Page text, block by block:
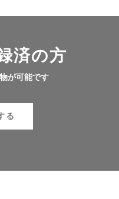
済の方
が可能です
る